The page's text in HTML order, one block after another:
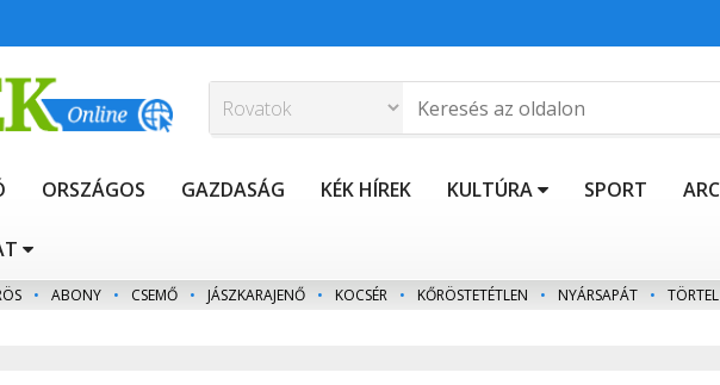
ORSZÁGOS GAZDASÁG KÉK HÍREK KULTÚRA SPORT
• ABONY • CSEMŐ • JÁSZKARAJENŐ • KOCSÉR • KŐRÖSTETÉTLEN • NYÁRSAPÁT • TÖRTEL